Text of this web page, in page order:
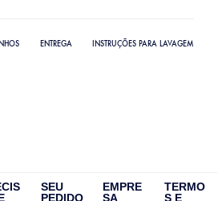
ENTREGA INSTRUÇÕES PARA LAVAGEM
SEU
PEDIDO
EMPRE
SA
TERMO
S E